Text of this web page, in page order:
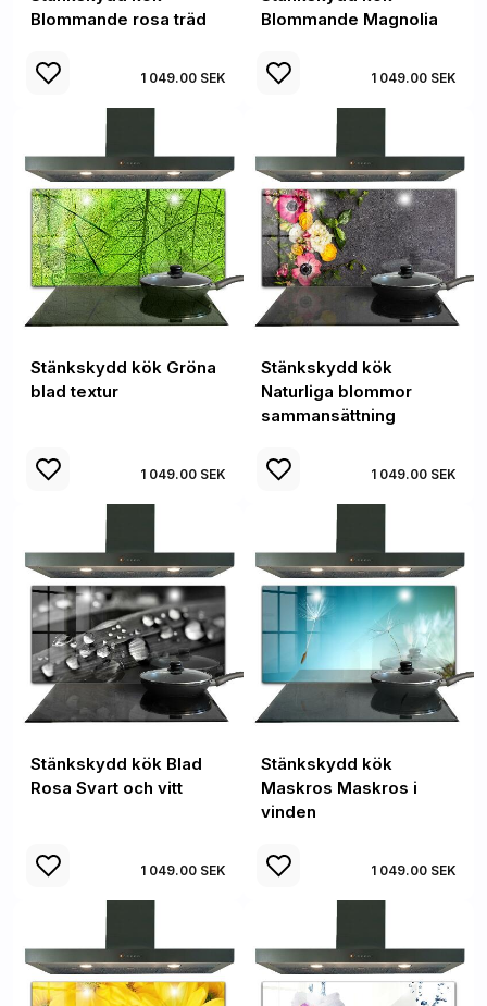
Blommande rosa träd
1 049.00 SEK
Blommande Magnolia
1 049.00 SEK
Stänkskydd kök Gröna
blad textur
1 049.00 SEK
Stänkskydd kök
Naturliga blommor
sammansättning
1 049.00 SEK
Stänkskydd kök Blad
Rosa Svart och vitt
1 049.00 SEK
Stänkskydd kök
Maskros Maskros i
vinden
1 049.00 SEK